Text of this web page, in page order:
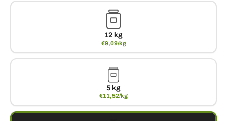
12 kg
€9,09/kg
5 kg
€11,52/kg